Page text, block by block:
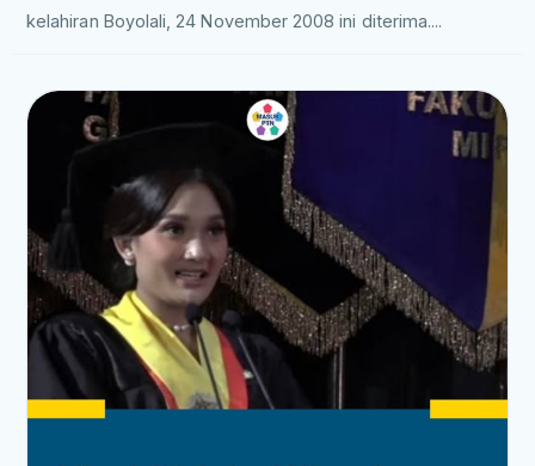
kelahiran Boyolali, 24 November 2008 ini diterima....